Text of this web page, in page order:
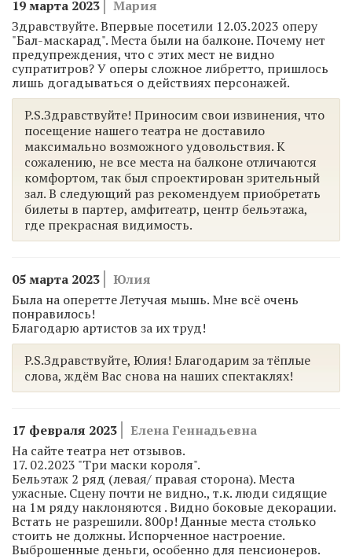
19 марта 2023
Мария
Здравствуйте. Впервые посетили 12.03.2023 оперу
"Бал-маскарад". Места были на балконе. Почему нет
предупреждения, что с этих мест не видно
супратитров? У оперы сложное либретто, пришлось
лишь догадываться о действиях персонажей.
P.S.Здравствуйте! Приносим свои извинения, что
посещение нашего театра не доставило
максимально возможного удовольствия. К
сожалению, не все места на балконе отличаются
комфортом, так был спроектирован зрительный
зал. В следующий раз рекомендуем приобретать
билеты в партер, амфитеатр, центр бельэтажа,
где прекрасная видимость.
05 марта 2023
Юлия
Была на оперетте Летучая мышь. Мне всё очень
понравилось!
Благодарю артистов за их труд!
P.S.Здравствуйте, Юлия! Благодарим за тёплые
слова, ждём Вас снова на наших спектаклях!
17 февраля 2023
Елена Геннадьевна
На сайте театра нет отзывов.
17. 02.2023 "Три маски короля".
Бельэтаж 2 ряд (левая/ правая сторона). Места
ужасные. Сцену почти не видно., т.к. люди сидящие
на 1м ряду наклоняются . Видно боковые декорации.
Встать не разрешили. 800р! Данные места столько
стоить не должны. Испорченное настроение.
Выброшенные деньги, особенно для пенсионеров.